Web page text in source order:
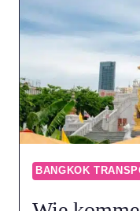
2026)
BANGKOK